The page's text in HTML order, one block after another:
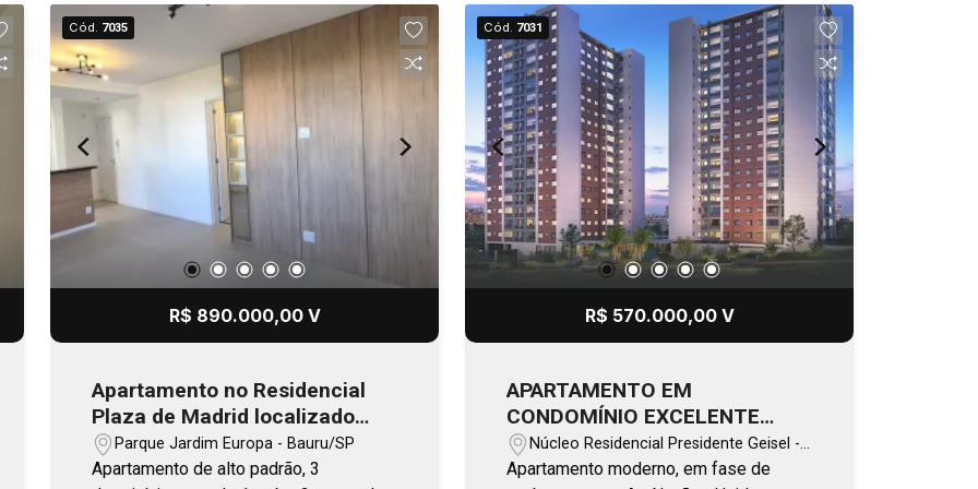
Cód. 7035
R$ 890.000,00 V
Apartamento no Residencial
Plaza de Madrid localizado
próximo das avenidas Getúlio
Vargas e Nossa Senhora de
Parque Jardim Europa - Bauru/SP
Apartamento de alto padrão, 3
Cód. 7031
R$ 570.000,00 V
APARTAMENTO EM
CONDOMÍNIO EXCELENTE
PADRÃO A ENTREGAR EM
JULHO/2026 -TIMBURI
Núcleo Residencial Presidente Geisel -
Bauru/SP
Apartamento moderno, em fase de